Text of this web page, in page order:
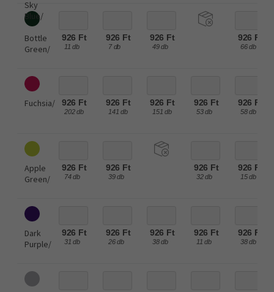
Sky
Blue/
Bottle
Green/
926 Ft
11 db
926 Ft
7 db
926 Ft
49 db
926 Ft
66 db
Fuchsia/ 926 Ft
202 db
926 Ft
141 db
926 Ft
151 db
926 Ft
53 db
926 Ft
58 db
Apple
Green/
926 Ft
74 db
926 Ft
39 db
926 Ft
32 db
926 Ft
15 db
Dark
Purple/
926 Ft
31 db
926 Ft
26 db
926 Ft
38 db
926 Ft
11 db
926 Ft
38 db